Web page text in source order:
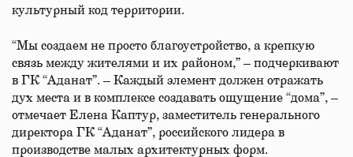
культурный код территории.
“Мы создаем не просто благоустройство, а крепкую
связь между жителями и их районом,” – подчеркивают
в ГК “Аданат”. – Каждый элемент должен отражать
дух места и в комплексе создавать ощущение “дома”, –
отмечает Елена Каптур, заместитель генерального
директора ГК “Аданат”, российского лидера в
производстве малых архитектурных форм.